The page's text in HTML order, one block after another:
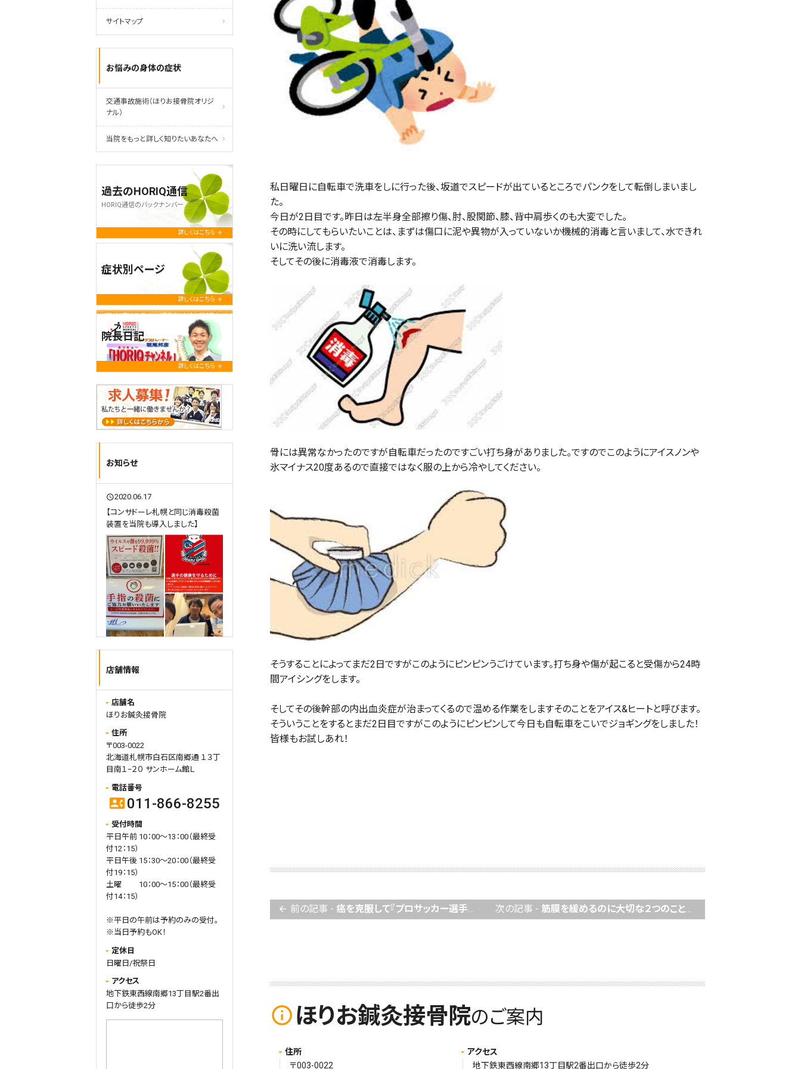
私日曜日に自転車で洗車をしに行った後、坂道でスピードが出ているところでパンクをして転倒しまいまし
た。
今日が2 日目です。昨日は左半身全部擦り傷、肘、股関節、膝、背中肩歩くのも大変でした。
その時にしてもらいたいことは、まずは傷口に泥や異物が入っていないか機械的消毒と言いまして、水できれ
いに洗い流します。
そしてその後に消毒液で消毒します。
骨には異常なかったのですが自転車だったのですごい打ち身がありました。ですのでこのようにアイスノンや
氷マイナス20度あるので直接ではなく服の上から冷やしてください。
そうすることによってまだ2日ですがこのようにピンピンうごけています。打ち身や傷が起こると受傷から24時
間アイシングをします。
そしてその後幹部の内出血炎症が治まってくるので温める作業をしますそのことをアイス&ヒートと呼びます。
そういうことをするとまだ2日目ですがこのようにピンピンして今日も自転車をこいでジョギングをしました！
皆様もお試しあれ！
arrow_back 前の記事 - 癌を克服して『プロサッカー選手になった男』大津一貴選手が来院してくれました〜^o^ 次の記事 - 筋膜を緩めるのに大切な２つのこととは！
info_outline ほりお鍼灸接骨院のご案内
住所
〒003-0022
アクセス
地下鉄東西線南郷13丁目駅2番出口から徒歩2分
サイトマップ
お悩みの身体の症状
交通事故施術（ほりお接骨院オリジ
ナル）
当院をもっと詳しく知りたいあなたへ
過去のHORIQ通信
HORIQ通信のバックナンバー
詳しくはこちら
症状別ページ
詳しくはこちら
院長日記
詳しくはこちら
お知らせ
query_builder2020.06.17
【コンサドーレ札幌と同じ消毒殺菌
装置を当院も導入しました】
が解除されました！
らくは
・手洗い、消毒の徹底。
・適度なタイミングでの空気の入れ
換え。
・スタッフひとりひとりの健康管理
払いながら、毎日元気に営業いたし
ます。
新聞にも取り上げられていた 選手
の体を守るために北海道コンサド
ーレ札幌のクラブハウスに導入さ
れている消毒殺菌装置を当院も導
入しました。
クラブハウスの人の動線に1番通る
一早く新北海道スタイルのために
取り入れています！より安心して通
た。
高温熱風により強力に菌やウイル
スを99.9%殺菌します。
つの衛生特
許を取得し、海上自衛隊を始め、さ
まざまな公共機関や食品工場、病
店舗情報
店舗名
ほりお鍼灸接骨院
住所
〒003-0022
北海道札幌市白石区南郷通 １３丁
目南１−２０ サンホーム館Ｌ
電話番号
contact_phone 011-866-8255
受付時間
平日午前 10：00～13：00（最終受
付12：15）
平日午後 15：30～20：00（最終受
付19：15）
土曜 10：00～15：00（最終受
付14：15）
※平日の午前は予約のみの受付。
※当日予約もOK！
定休日
日曜日/祝祭日
アクセス
地下鉄東西線南郷13丁目駅2番出
口から徒歩2分